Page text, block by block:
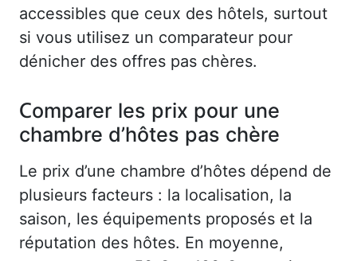
accessibles que ceux des hôtels, surtout
si vous utilisez un comparateur pour
dénicher des offres pas chères.
Comparer les prix pour une
chambre d’hôtes pas chère
Le prix d’une chambre d’hôtes dépend de
plusieurs facteurs : la localisation, la
saison, les équipements proposés et la
réputation des hôtes. En moyenne,